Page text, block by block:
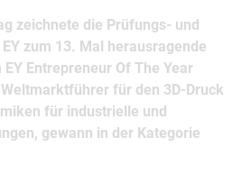
zeichnete die Prüfungs- und
zum 13. Mal herausragende
Entrepreneur Of The Year
für den 3D-Druck
für industrielle und
gewann in der Kategorie